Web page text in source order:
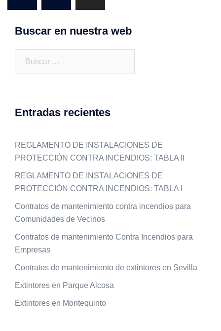
entradas
Buscar en nuestra web
Entradas recientes
REGLAMENTO DE INSTALACIONES DE
PROTECCIÓN CONTRA INCENDIOS: TABLA II
REGLAMENTO DE INSTALACIONES DE
PROTECCIÓN CONTRA INCENDIOS: TABLA I
Contratos de mantenimiento contra incendios para
Comunidades de Vecinos
Contratos de mantenimiento Contra Incendios para
Empresas
Contratos de mantenimiento de extintores en Sevilla
Extintores en Parque Alcosa
Extintores en Montequinto